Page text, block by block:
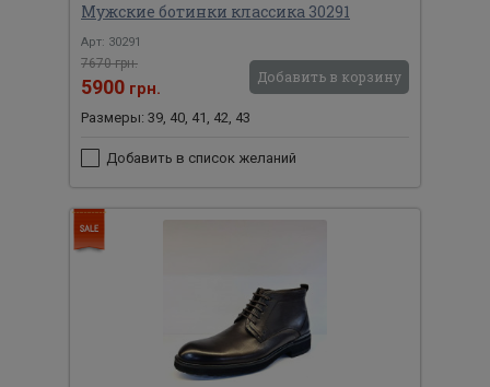
Мужские ботинки классика 30291
Арт: 30291
7670 грн.
5900 грн.
Добавить в корзину
Размеры: 39, 40, 41, 42, 43
Добавить в список желаний